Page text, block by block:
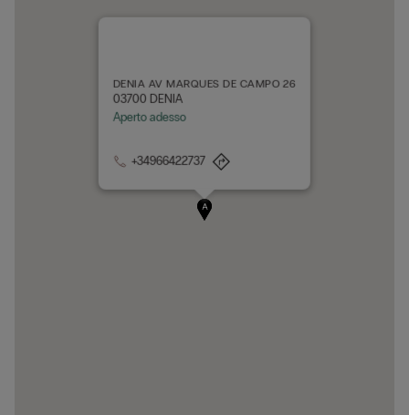
A
DENIA AV MARQUES DE CAMPO 26
03700 DENIA
Aperto adesso
+34966422737